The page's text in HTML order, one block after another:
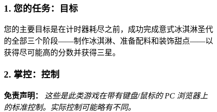
1. 您的任务：目标
您的主要目标是在计时器耗尽之前，成功完成意式冰淇淋圣代
的全部三个阶段——制作冰淇淋、准备配料和装饰甜点——以
获得尽可能高的分数并获得三星。
2. 掌控：控制
免责声明：
这些是此类游戏在带有键盘/鼠标的 PC 浏览器上
的标准控制。实际控制可能略有不同。